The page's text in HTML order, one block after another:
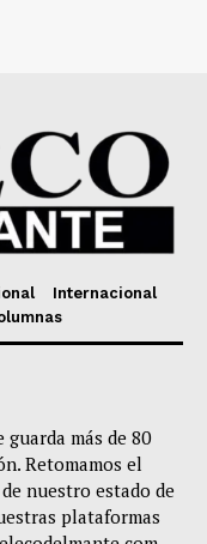
Internacional
más de 80
Retomamos el
nuestro estado de
plataformas